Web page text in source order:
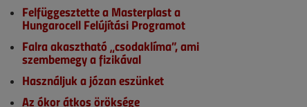
Felfüggesztette a Masterplast a
Hungarocell Felújítási Programot
Falra akasztható „csodaklíma”, ami
szembemegy a fizikával
Használjuk a józan eszünket
Az ókor átkos öröksége